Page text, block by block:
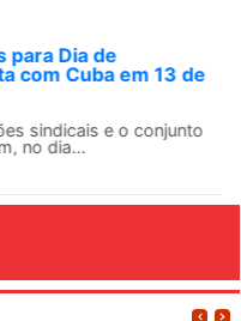
para Dia de
com Cuba em 13 de
sindicais e o conjunto
no dia...